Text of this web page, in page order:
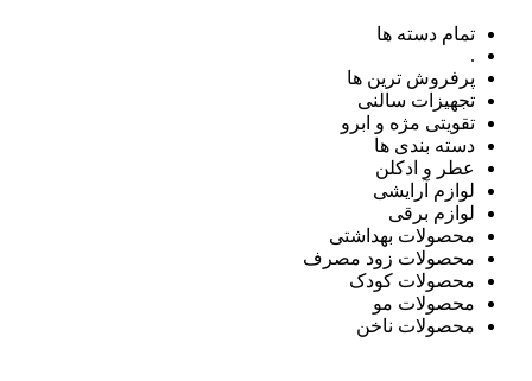
تمام دسته ها
.
پرفروش ترین ها
تجهیزات سالنی
تقویتی مژه و ابرو
دسته بندی ها
عطر و ادکلن
لوازم آرایشی
لوازم برقی
محصولات بهداشتی
محصولات زود مصرف
محصولات کودک
محصولات مو
محصولات ناخن